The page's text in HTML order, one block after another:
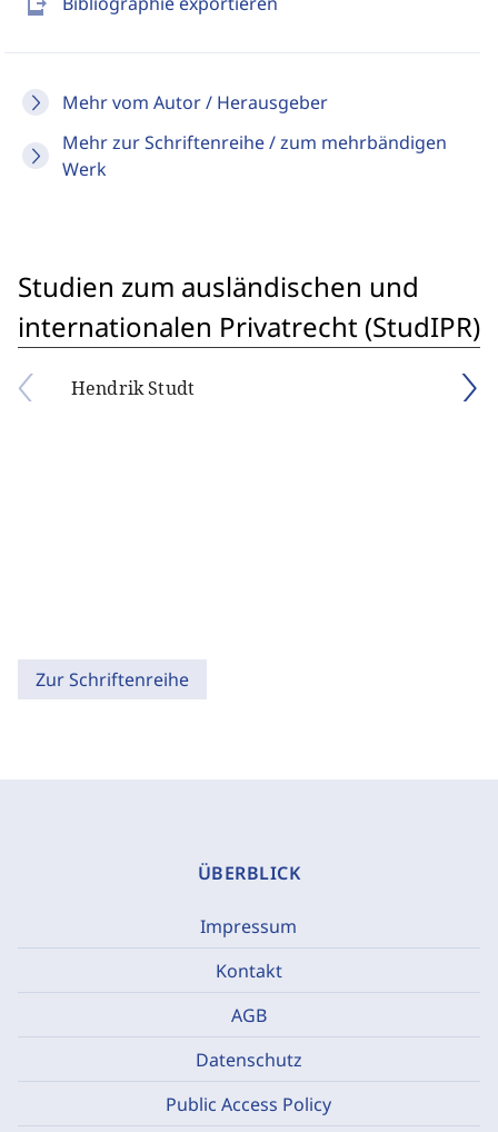
Mehr vom Autor / Herausgeber
Mehr zur Schriftenreihe / zum mehrbändigen
Werk
Studien zum ausländischen und
internationalen Privatrecht (StudIPR)
Hendrik Studt
Zur Schriftenreihe
ÜBERBLICK
Impressum
Kontakt
AGB
Datenschutz
Public Access Policy